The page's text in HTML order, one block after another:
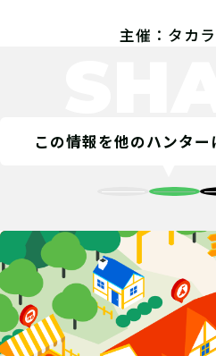
主催：タカ
この情報を他のハンター